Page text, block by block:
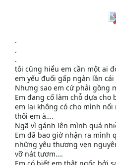
.
.
.
tôi cũng hiểu em cần một ai
em yếu đuối gấp ngàn lần
Nhưng sao em cứ phải gồng
Em đang cố làm chỗ dựa
em lại không có cho mình
thôi em à….
Ngã vì gánh lên mình quá
Em đã bao giờ nhận ra mình
những yêu thương vẹn
vỡ nát tươm….